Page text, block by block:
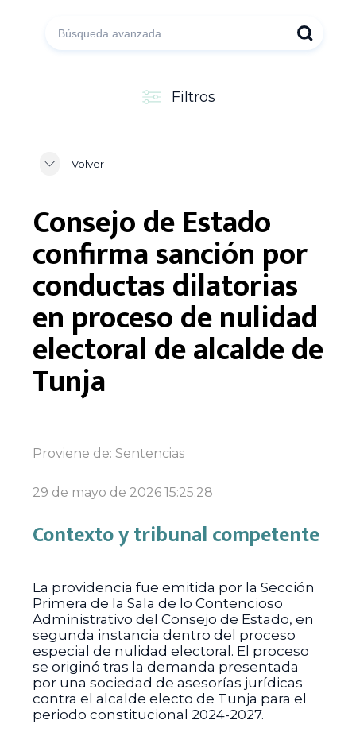
Filtros
Volver
Consejo de Estado
confirma sanción por
conductas dilatorias
en proceso de nulidad
electoral de alcalde de
Tunja
Proviene de: Sentencias
29 de mayo de 2026 15:25:28
Contexto y tribunal competente
La providencia fue emitida por la Sección
Primera de la Sala de lo Contencioso
Administrativo del Consejo de Estado, en
segunda instancia dentro del proceso
especial de nulidad electoral. El proceso
se originó tras la demanda presentada
por una sociedad de asesorías jurídicas
contra el alcalde electo de Tunja para el
periodo constitucional 2024-2027.